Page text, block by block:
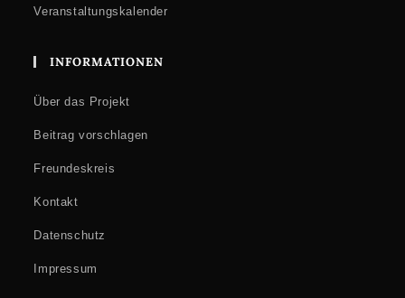
Veranstaltungskalender
INFORMATIONEN
Über das Projekt
Beitrag vorschlagen
Freundeskreis
Kontakt
Datenschutz
Impressum